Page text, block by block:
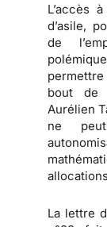
L’accès
d’asile,
de
bout de
Aurélien
ne
La lettre